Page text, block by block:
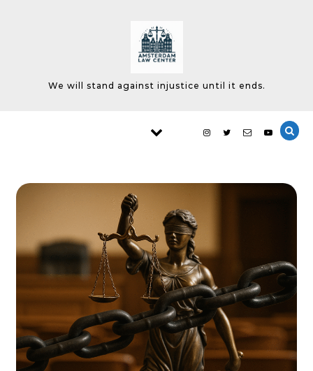
We will stand against injustice until it ends.